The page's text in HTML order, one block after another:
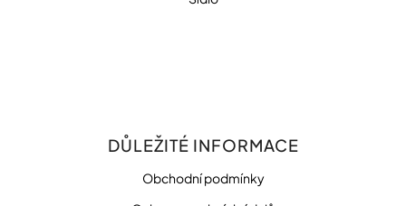
DŮLEŽITÉ INFORMACE
Obchodní podmínky